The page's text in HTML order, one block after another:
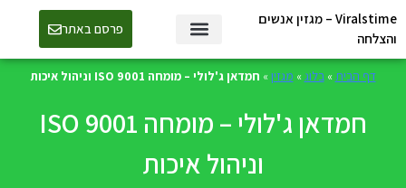
Viralstime – מגזין אנשים
והצלחה
פרסם באתר
דף הבית »בלוג » מגזין » חמדאן ג'לולי – מומחה ISO 9001 וניהול איכות
חמדאן ג'לולי – מומחה ISO 9001
וניהול איכות